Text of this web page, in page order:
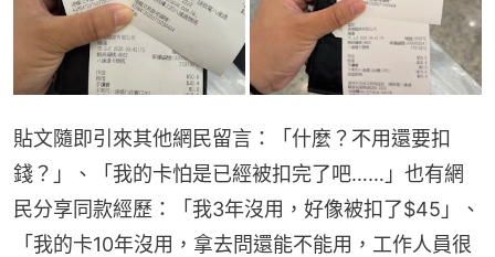
貼文隨即引來其他網民留言：「什麼？不用還要扣
錢？」、「我的卡怕是已經被扣完了吧……」也有網
民分享同款經歷：「我3年沒用，好像被扣了$45」、
「我的卡10年沒用，拿去問還能不能用，工作人員很